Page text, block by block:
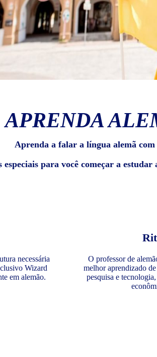
APRENDA
Aprenda a falar a língua alemã
especiais para você começar a
necessária
Wizard
em alemão.
O professor de
melhor aprendizado
pesquisa e